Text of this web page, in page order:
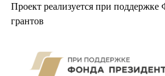
Проект реализуется при поддержке
грантов